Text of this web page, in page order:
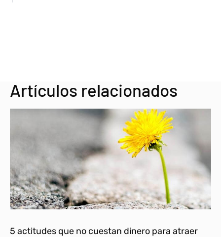
Artículos relacionados
5 actitudes que no cuestan dinero para atraer